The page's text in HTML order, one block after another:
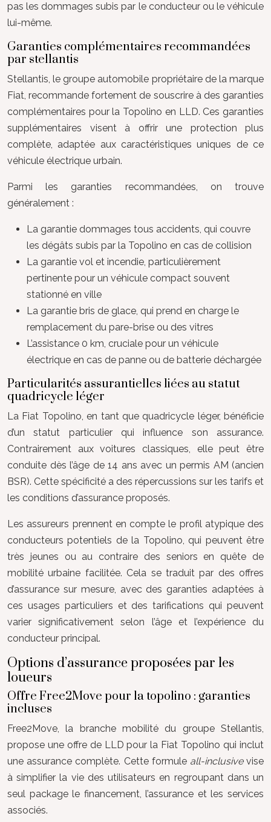
pas les dommages subis par le conducteur ou le véhicule
lui-même.
Garanties complémentaires recommandées
par stellantis
Stellantis, le groupe automobile propriétaire de la marque
Fiat, recommande fortement de souscrire à des garanties
complémentaires pour la Topolino en LLD. Ces garanties
supplémentaires visent à offrir une protection plus
complète, adaptée aux caractéristiques uniques de ce
véhicule électrique urbain.
Parmi les garanties recommandées, on trouve
généralement :
La garantie dommages tous accidents, qui couvre
les dégâts subis par la Topolino en cas de collision
La garantie vol et incendie, particulièrement
pertinente pour un véhicule compact souvent
stationné en ville
La garantie bris de glace, qui prend en charge le
remplacement du pare-brise ou des vitres
L’assistance 0 km, cruciale pour un véhicule
électrique en cas de panne ou de batterie déchargée
Particularités assurantielles liées au statut
quadricycle léger
La Fiat Topolino, en tant que quadricycle léger, bénéficie
d’un statut particulier qui influence son assurance.
Contrairement aux voitures classiques, elle peut être
conduite dès l’âge de 14 ans avec un permis AM (ancien
BSR). Cette spécificité a des répercussions sur les tarifs et
les conditions d’assurance proposés.
Les assureurs prennent en compte le profil atypique des
conducteurs potentiels de la Topolino, qui peuvent être
très jeunes ou au contraire des seniors en quête de
mobilité urbaine facilitée. Cela se traduit par des offres
d’assurance sur mesure, avec des garanties adaptées à
ces usages particuliers et des tarifications qui peuvent
varier significativement selon l’âge et l’expérience du
conducteur principal.
Options d’assurance proposées par les
loueurs
Offre Free2Move pour la topolino : garanties
incluses
Free2Move, la branche mobilité du groupe Stellantis,
propose une offre de LLD pour la Fiat Topolino qui inclut
une assurance complète. Cette formule all-inclusivevise
à simplifier la vie des utilisateurs en regroupant dans un
seul package le financement, l’assurance et les services
associés.